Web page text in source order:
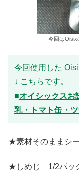
今回はOisix
今回使用した
↓ こちらです。
■オイシックスお
乳・トマト缶・
★素材そのままシ
★しめじ 1/2パッ